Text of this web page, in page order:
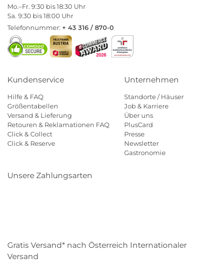
Mo.–Fr. 9:30 bis 18:30 Uhr
Sa. 9:30 bis 18:00 Uhr
Telefonnummer: + 43 316 / 870-0
Kundenservice
Hilfe & FAQ
Größentabellen
Versand & Lieferung
Retouren & Reklamationen FAQ
Click & Collect
Click & Reserve
Unternehmen
Standorte / Häuser
Job & Karriere
Über uns
PlusCard
Presse
Newsletter
Gastronomie
Unsere Zahlungsarten
Gratis Versand* nach Österreich Internationaler
Versand